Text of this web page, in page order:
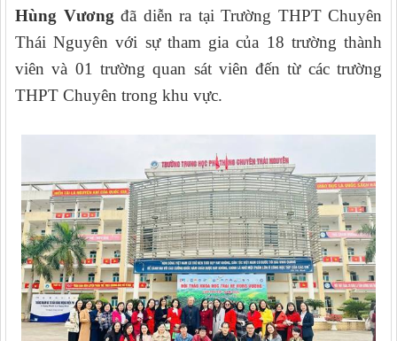
Hùng Vương đã diễn ra tại Trường THPT Chuyên
Thái Nguyên với sự tham gia của 18 trường thành
viên và 01 trường quan sát viên đến từ các trường
THPT Chuyên trong khu vực.